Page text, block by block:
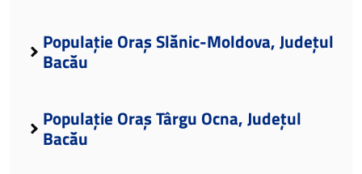
Populație Oraș Slănic-Moldova, Județul
Bacău
Populație Oraș Târgu Ocna, Județul
Bacău